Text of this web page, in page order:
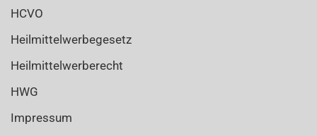
HCVO
Heilmittelwerbegesetz
Heilmittelwerberecht
HWG
Impressum